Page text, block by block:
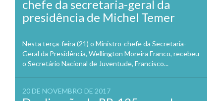
chefe da secretaria-geral da
presidência de Michel Temer
Nesta terça-feira (21) o Ministro-chefe da Secretaria-
Geral da Presidência, Wellington Moreira Franco, recebeu
o Secretário Nacional de Juventude, Francisco...
20 DE NOVEMBRO DE 2017